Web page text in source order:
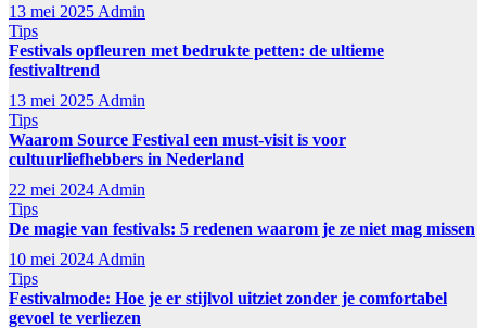
13 mei 2025 Admin
Tips
Festivals opfleuren met bedrukte petten: de ultieme
festivaltrend
13 mei 2025 Admin
Tips
Waarom Source Festival een must-visit is voor
cultuurliefhebbers in Nederland
22 mei 2024 Admin
Tips
De magie van festivals: 5 redenen waarom je ze niet mag missen
10 mei 2024 Admin
Tips
Festivalmode: Hoe je er stijlvol uitziet zonder je comfortabel
gevoel te verliezen